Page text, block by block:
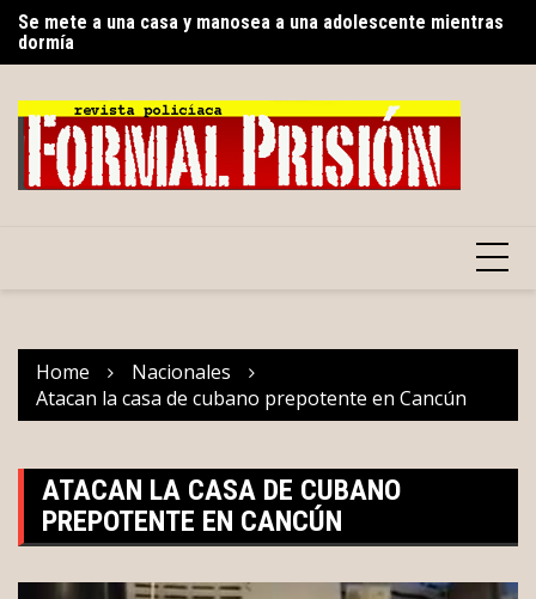
Skip
content
dormía
Gobierno del Renacimiento Maya facilitará traslados
gratuitos vía Uber para usuarios del CREE
Home
Nacionales
Atacan la casa de cubano prepotente en Cancún
ATACAN LA CASA DE CUBANO
PREPOTENTE EN CANCÚN